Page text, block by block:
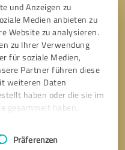
und Anzeigen zu
Medien anbieten zu
Website zu analysieren.
zu Ihrer Verwendung
für soziale Medien,
Partner führen diese
weiteren Daten
haben oder die sie im
gesammelt haben.
Präferenzen